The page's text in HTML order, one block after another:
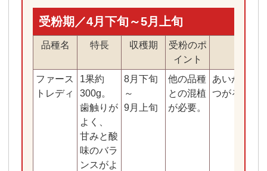
受粉期／4月下旬～5月上旬
品種名 特長 収穫期
受粉のポ
イント
ファース
トレディ
1果約
300g。
歯触りが
よく、
甘みと酸
味のバラ
ンスがよ
8月下旬
～
9月上旬
他の品種
との混植
が必要。
あいかの香
つがる姫